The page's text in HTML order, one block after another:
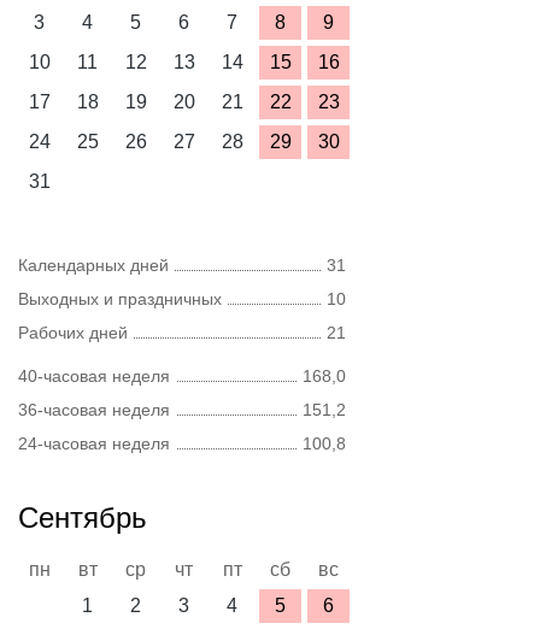
3
4 5 6 7 8
9
10
11 12 13 14 15
16
17
18 19 20 21 22
23
24
25 26 27 28 29
30
31
Календарных дней
31
Выходных и праздничных
10
Рабочих дней
21
40-часовая неделя
168,0
36-часовая неделя
151,2
24-часовая неделя
100,8
Сентябрь
пн вт ср чт пт сб
вс
1
2 3 4 5
6